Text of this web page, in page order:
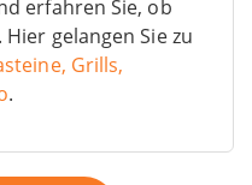
erfahren Sie, ob
gelangen Sie zu
Grills,
.